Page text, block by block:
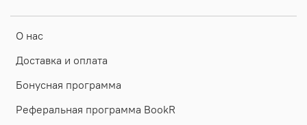
О нас
Доставка и оплата
Бонусная программа
Реферальная программа BookR